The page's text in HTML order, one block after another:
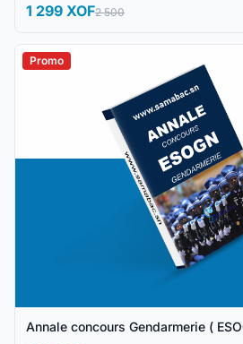
1 299 XOF2 500
Promo
Annale concours Gendarmerie (